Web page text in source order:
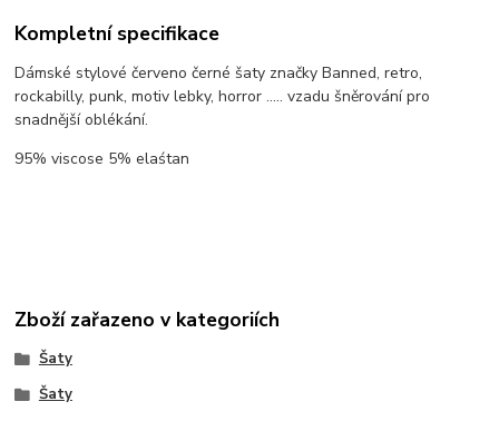
Kompletní specifikace
Dámské stylové červeno černé šaty značky Banned, retro,
rockabilly, punk, motiv lebky, horror ..... vzadu šněrování pro
snadnější oblékání.
95% viscose 5% elaśtan
Zboží zařazeno v kategoriích
Šaty
Šaty